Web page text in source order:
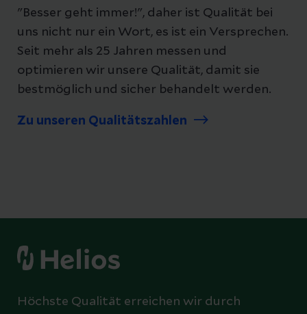
"Besser geht immer!", daher ist Qualität bei
uns nicht nur ein Wort, es ist ein Versprechen.
Seit mehr als 25 Jahren messen und
optimieren wir unsere Qualität, damit sie
bestmöglich und sicher behandelt werden.
Zu unseren Qualitätszahlen
Höchste Qualität erreichen wir durch